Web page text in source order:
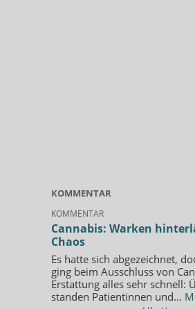
KOMMENTAR
KOMMENTAR
Cannabis: Warken
Chaos
Es hatte sich abgezeichnet,
ging beim Ausschluss von
Erstattung alles sehr schnell:
standen Patientinnen und...